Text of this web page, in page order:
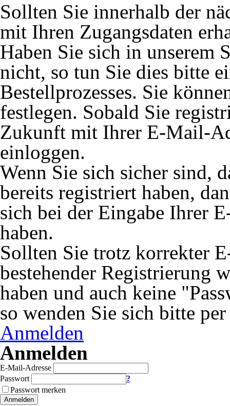
Sollten Sie innerhalb der
mit Ihren Zugangsdaten
Haben Sie sich in unserem
nicht, so tun Sie dies bitte
Bestellprozesses. Sie
festlegen. Sobald Sie
Zukunft mit Ihrer E-Mail-
einloggen.
Wenn Sie sich sicher sind,
bereits registriert haben,
sich bei der Eingabe Ihrer
haben.
Sollten Sie trotz korrekter
bestehender Registrierung
haben und auch keine
so wenden Sie sich bitte
Anmelden
Anmelden
E-Mail-Adresse
Passwort
?
Passwort merken
Anmelden